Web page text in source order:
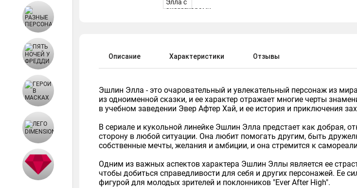
Описание Характеристики Отзывы
Эшлин Элла - это очаровательный и увлекательный персонаж из
из одноименной сказки, и ее характер отражает многие черты
в учебном заведении Эвер Афтер Хай, и ее история и приключения
В сериале и кукольной линейке Эшлин Элла предстает как добрая,
сторону в любой ситуации. Она любит помогать другим, быть
собственные мечты, желания и амбиции, и она стремится к
Одним из важных аспектов характера Эшлин Эллы является ее
чтобы добиться справедливости для себя и других персонажей. Ее
фигурой для молодых зрителей и поклонников "Ever After High".